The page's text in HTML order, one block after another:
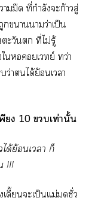
มืด ที่กำลังะก้าวสู่
าาว่าเป็น
ตะวัน ที่ไม่รู้
เวทย์ ทว่า
าได้ย้อนเา
ยง 10 เท่านั้น
ด้ย้อนเา ก็
!!!
ดี๊ยนะเป็นแม่ชั่ว